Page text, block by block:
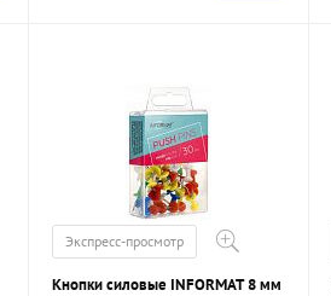
Экспресс-просмотр
Кнопки силовые INFORMAT 8 мм